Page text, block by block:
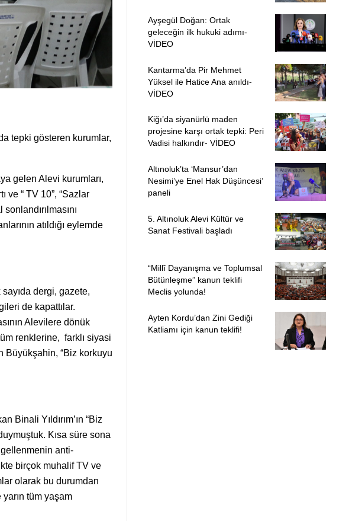
tepki gösteren kurumlar,
gelen Alevi kurumları,
ve “ TV 10”, “Sazlar
atıldığı eylemde
dergi, gazete,
de kapattılar.
Alevilere dönük
renklerine, farklı siyasi
Büyükşahin, “Biz korkuyu
Yıldırım’ın “Biz
Kısa süre sona
anti-
birçok muhalif TV ve
olarak bu durumdan
yarın tüm yaşam
Ayşegül Doğan: Ortak
geleceğin ilk hukuki adımı-
VİDEO
Kantarma’da Pir Mehmet
Yüksel ile Hatice Ana anıldı-
VİDEO
Kiğı’da siyanürlü maden
projesine karşı ortak tepki: Peri
Vadisi halkındır- VİDEO
Altınoluk’ta ‘Mansur’dan
Nesimi’ye Enel Hak Düşüncesi’
paneli
5. Altınoluk Alevi Kültür ve
Sanat Festivali başladı
“Millî Dayanışma ve Toplumsal
Bütünleşme” kanun teklifi
Meclis yolunda!
Ayten Kordu’dan Zini Gediği
Katliamı için kanun teklifi!